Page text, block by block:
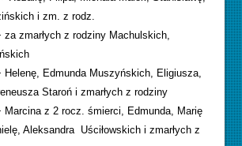
i zm. z rodz.
zmarłych z rodziny Machulskich,
Edmunda Muszyńskich, Eligiusza,
Staroń i zmarłych z rodziny
z 2 rocz. śmierci, Edmunda, Marię
Aleksandra Uściłowskich i zmarłych z